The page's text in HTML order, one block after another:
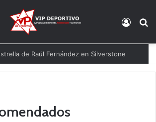
de Raúl Fernández en Silverstone